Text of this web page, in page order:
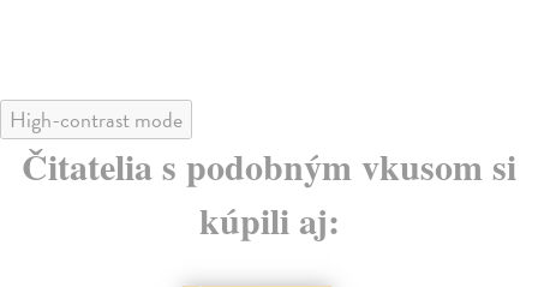
High-contrast mode
Čitatelia s podobným vkusom si
kúpili aj: